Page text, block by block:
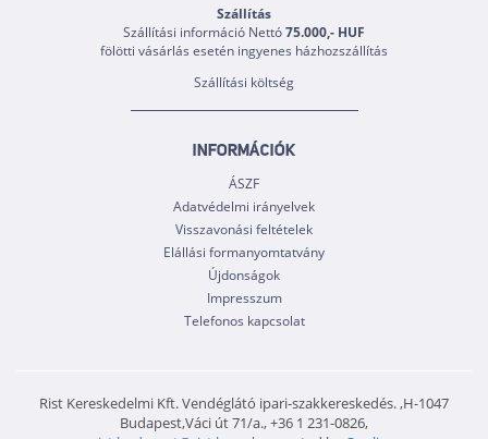
Szállítás
Szállítási információ Nettó75.000,- HUF
fölötti vásárlás esetén ingyenes házhozszállítás
Szállítási költség
INFORMÁCIÓK
ÁSZF
Adatvédelmi irányelvek
Visszavonási feltételek
Elállási formanyomtatvány
Újdonságok
Impresszum
Telefonos kapcsolat
Rist Kereskedelmi Kft. Vendéglátó ipari-szakkereskedés. ,H-1047
Budapest,Váci út 71/a., +36 1 231-0826,